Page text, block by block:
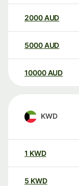
2000AUD
5000AUD
10000 AUD
KWD
1 KWD
5 KWD